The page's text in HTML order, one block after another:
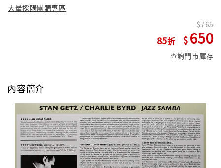
大量採購團購專區
85
765
650
查詢門市庫存
內容簡介